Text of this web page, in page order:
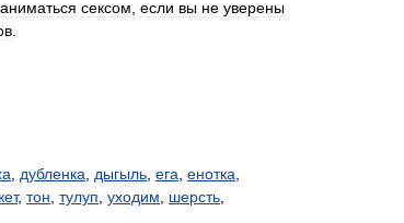
сексом если вы не уверены
дубленка дыгыль ега енотка
, тон тулуп уходим шерсть